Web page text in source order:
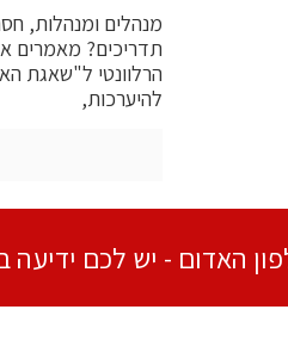
מנהלים ומנהלות,
תדריכים? מאמרים
הרלוונטי ל"שאגת
להיערכות,
האדום - יש לכם ידיעה